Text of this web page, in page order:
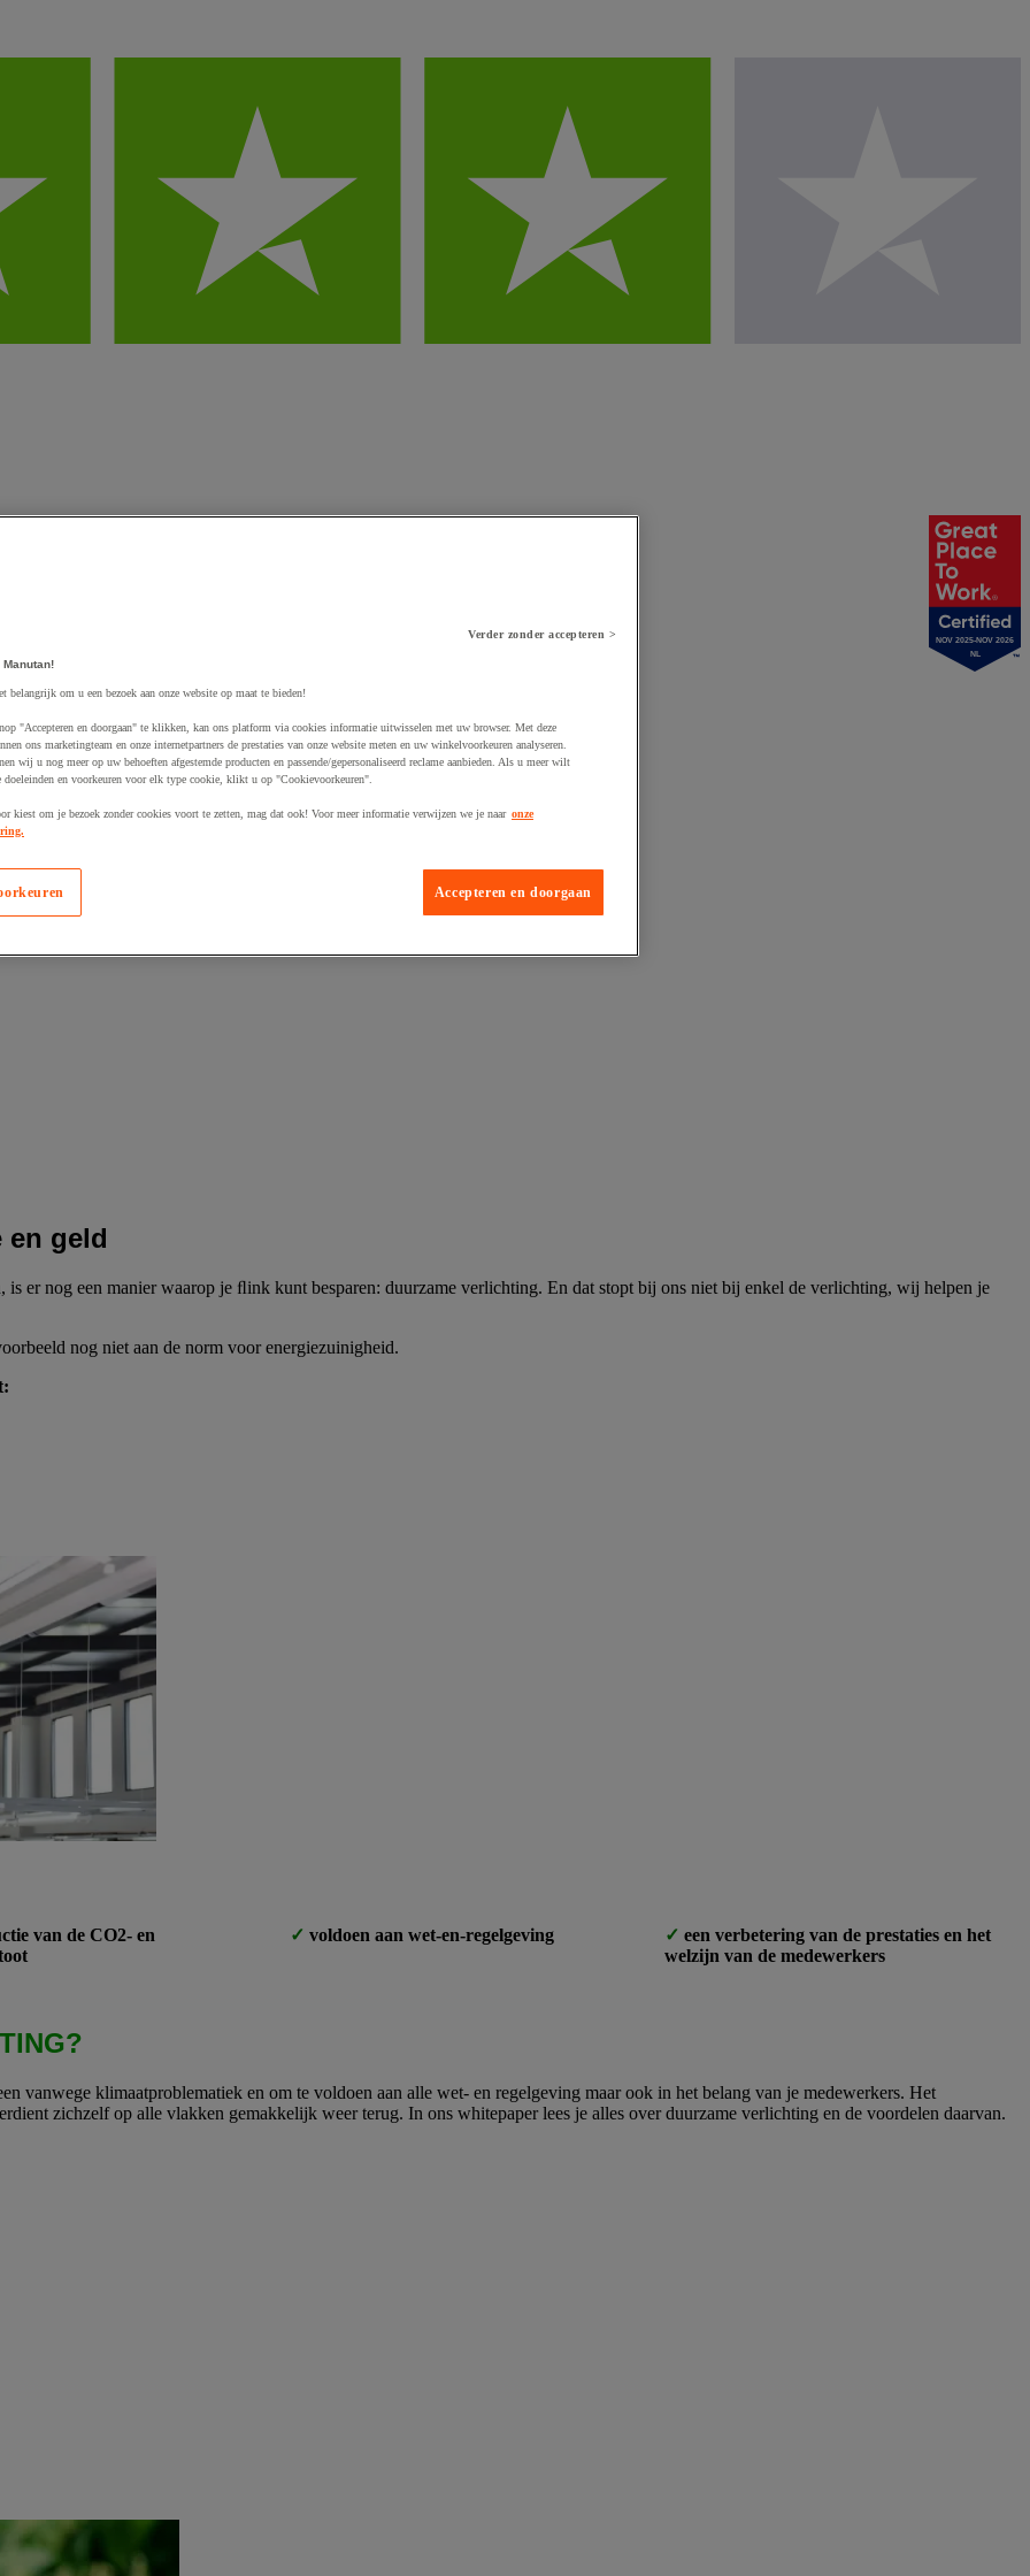
en geld
er nog een manier waarop je ﬂink kunt besparen: duurzame verlichting. En dat stopt bij ons niet bij enkel de verlichting, wij helpen je
nog niet aan de norm voor energiezuinigheid.
van de CO2- en
voldoen aan wet-en-regelgeving
een verbetering van de prestaties en het
welzijn van de medewerkers
vanwege klimaatproblematiek en om te voldoen aan alle wet- en regelgeving maar ook in het belang van je medewerkers. Het
zichzelf op alle vlakken gemakkelijk weer terug. In ons whitepaper lees je alles over duurzame verlichting en de voordelen daarvan.
NOV 2025-NOV 2026
NL
Verder zonder accepteren >
belangrijk om u een bezoek aan onze website op maat te bieden!
"Accepteren en doorgaan" te klikken, kan ons platform via cookies informatie uitwisselen met uw browser. Met deze
ons marketingteam en onze internetpartners de prestaties van onze website meten en uw winkelvoorkeuren analyseren.
wij u nog meer op uw behoeften afgestemde producten en passende/gepersonaliseerd reclame aanbieden. Als u meer wilt
doeleinden en voorkeuren voor elk type cookie, klikt u op "Cookievoorkeuren".
kiest om je bezoek zonder cookies voort te zetten, mag dat ook! Voor meer informatie verwijzen we je naar onze
Accepteren en doorgaan